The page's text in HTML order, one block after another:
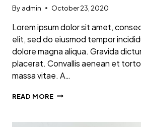
By admin October 23, 2020
Lorem ipsum dolor sit amet,
elit, sed do eiusmod tempor
dolore magna aliqua. Gravida
placerat. Convallis aenean et
massa vitae. A…
READ MORENEMO
VOLUPTATEM